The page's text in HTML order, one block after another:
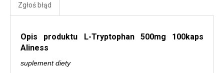
Zgłoś błąd
Opis produktu L-Tryptophan 500mg 100kaps
Aliness
suplement diety